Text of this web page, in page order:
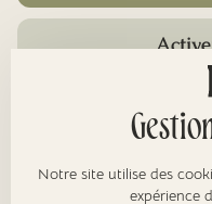
Notre site utilise des
expérience